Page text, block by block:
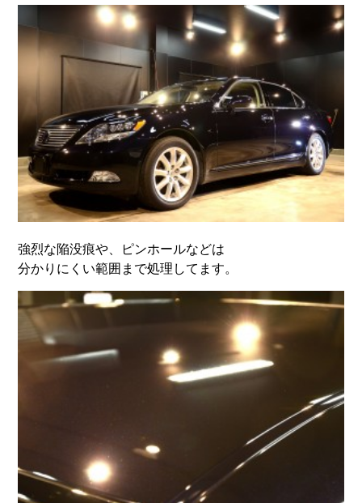
強烈な陥没痕や、ピンホールなどは
分かりにくい範囲まで処理してます。